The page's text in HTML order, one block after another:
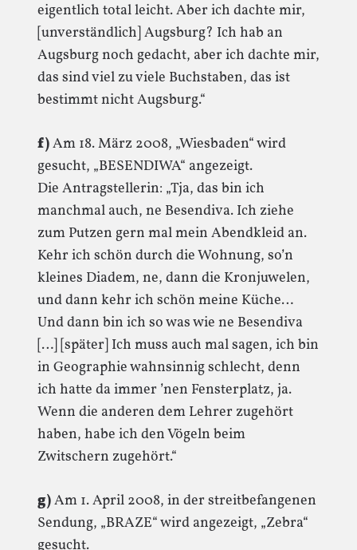
eigentlich total leicht. Aber ich dachte mir,
[unverständlich] Augsburg? Ich hab an
Augsburg noch gedacht, aber ich dachte mir,
das sind viel zu viele Buchstaben, das ist
bestimmt nicht Augsburg.“
f)Am 18. März 2008, „Wiesbaden“ wird
gesucht, „BESENDIWA“ angezeigt.
Die Antragstellerin: „Tja, das bin ich
manchmal auch, ne Besendiva. Ich ziehe
zum Putzen gern mal mein Abendkleid an.
Kehr ich schön durch die Wohnung, so’n
kleines Diadem, ne, dann die Kronjuwelen,
und dann kehr ich schön meine Küche…
Und dann bin ich so was wie ne Besendiva
[…] [später] Ich muss auch mal sagen, ich bin
in Geographie wahnsinnig schlecht, denn
ich hatte da immer ’nen Fensterplatz, ja.
Wenn die anderen dem Lehrer zugehört
haben, habe ich den Vögeln beim
Zwitschern zugehört.“
g)Am 1. April 2008, in der streitbefangenen
Sendung, „BRAZE“ wird angezeigt, „Zebra“
gesucht.